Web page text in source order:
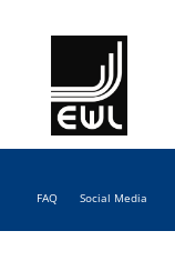
FAQ Social Media